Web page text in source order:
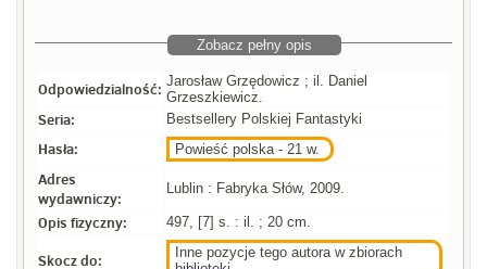
Zobacz pełny opis
Odpowiedzialność: Jarosław Grzędowicz ; il. Daniel
Grzeszkiewicz.
Seria: Bestsellery Polskiej Fantastyki
Hasła: Powieść polska - 21 w.
Adres
wydawniczy:
Lublin : Fabryka Słów, 2009.
Opis fizyczny: 497, [7] s. : il. ; 20 cm.
Skocz do:
Inne pozycje tego autora w zbiorach